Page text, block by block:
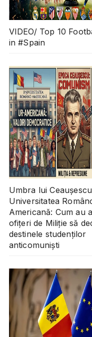
VIDEO/ Top 10
in #Spain
Umbra lui
Universitatea
Americană: Cum au
ofițeri de Miliție să
destinele studenților
anticomuniști